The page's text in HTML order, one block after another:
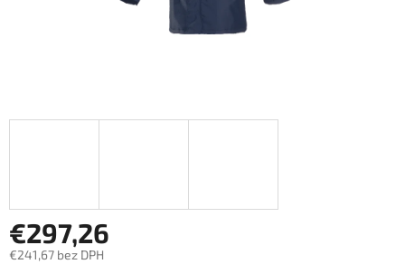
€297,26
€241,67 bez DPH